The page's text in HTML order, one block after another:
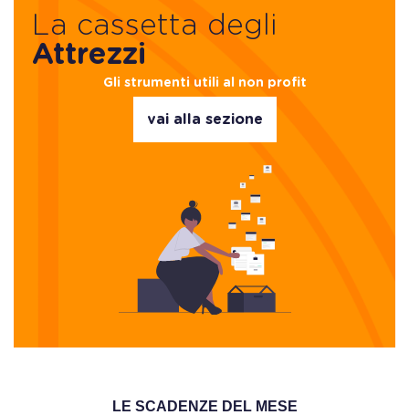
La cassetta degli
Attrezzi
Gli strumenti utili al non profit
vai alla sezione
LE SCADENZE DEL MESE